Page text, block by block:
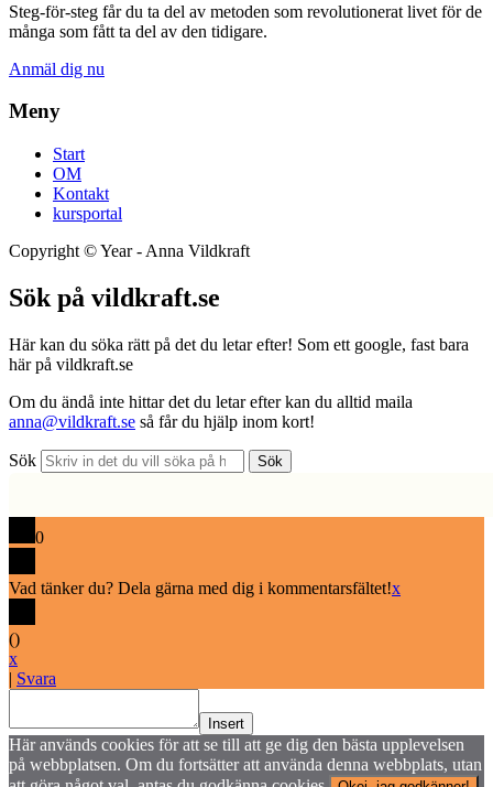
Steg-för-steg får du ta del av metoden som revolutionerat livet för de
många som fått ta del av den tidigare.
Anmäl dig nu
Meny
Start
OM
Kontakt
kursportal
Copyright ©Year- Anna Vildkraft
Sök på vildkraft.se
Här kan du söka rätt på det du letar efter! Som ett google, fast bara
här på vildkraft.se
Om du ändå inte hittar det du letar efter kan du alltid maila
anna@vildkraft.se så får du hjälp inom kort!
Sök Sök
0
Vad tänker du? Dela gärna med dig i kommentarsfältet!x
()
x
| Svara
Insert
Här används cookies för att se till att ge dig den bästa upplevelsen
på webbplatsen. Om du fortsätter att använda denna webbplats, utan